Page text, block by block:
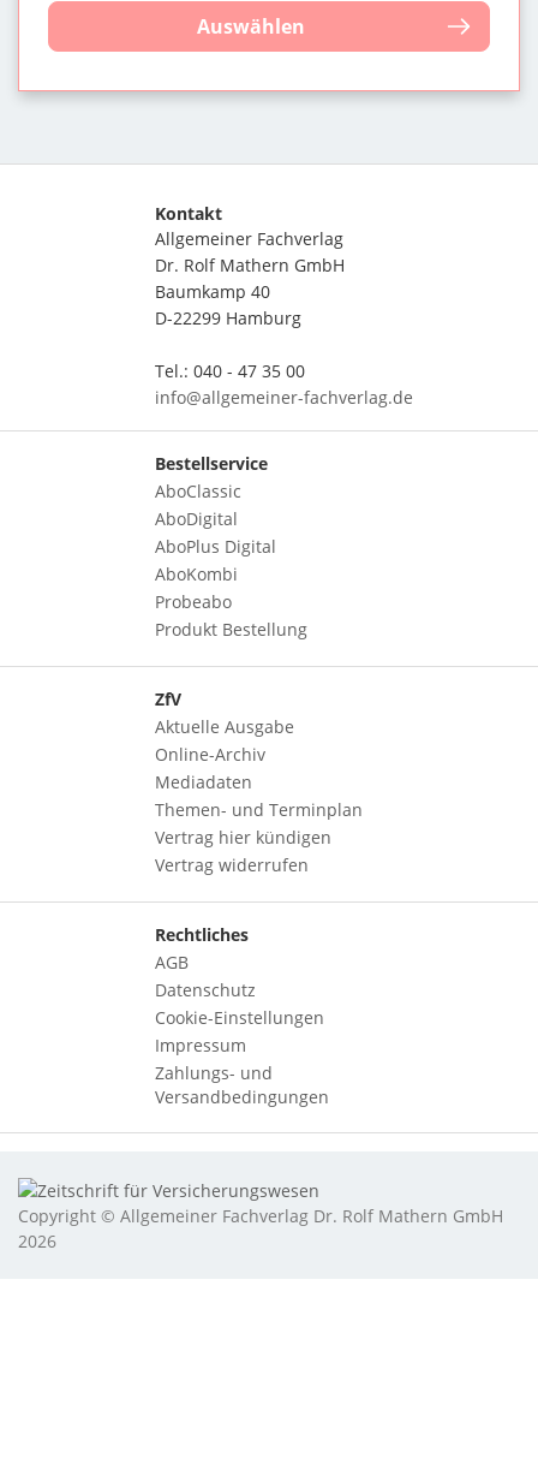
Auswählen
Kontakt
Allgemeiner Fachverlag
Dr. Rolf Mathern GmbH
Baumkamp 40
D-22299 Hamburg
Tel.: 040 - 47 35 00
info@allgemeiner-fachverlag.de
Bestellservice
AboClassic
AboDigital
AboPlus Digital
AboKombi
Probeabo
Produkt Bestellung
ZfV
Aktuelle Ausgabe
Online-Archiv
Mediadaten
Themen- und Terminplan
Vertrag hier kündigen
Vertrag widerrufen
Rechtliches
AGB
Datenschutz
Cookie-Einstellungen
Impressum
Zahlungs- und
Versandbedingungen
Copyright © Allgemeiner Fachverlag Dr. Rolf Mathern GmbH
2026